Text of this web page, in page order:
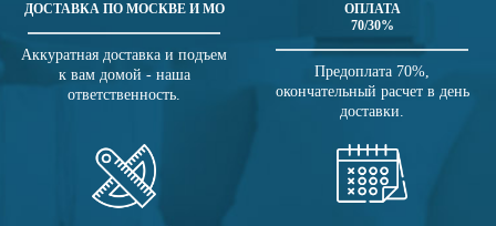
ДОСТАВКА ПО МОСКВЕ И МО
Аккуратная доставка и подъем
к вам домой - наша
ответственность.
ОПЛАТА
70/30%
Предоплата 70%,
окончательный расчет в день
доставки.